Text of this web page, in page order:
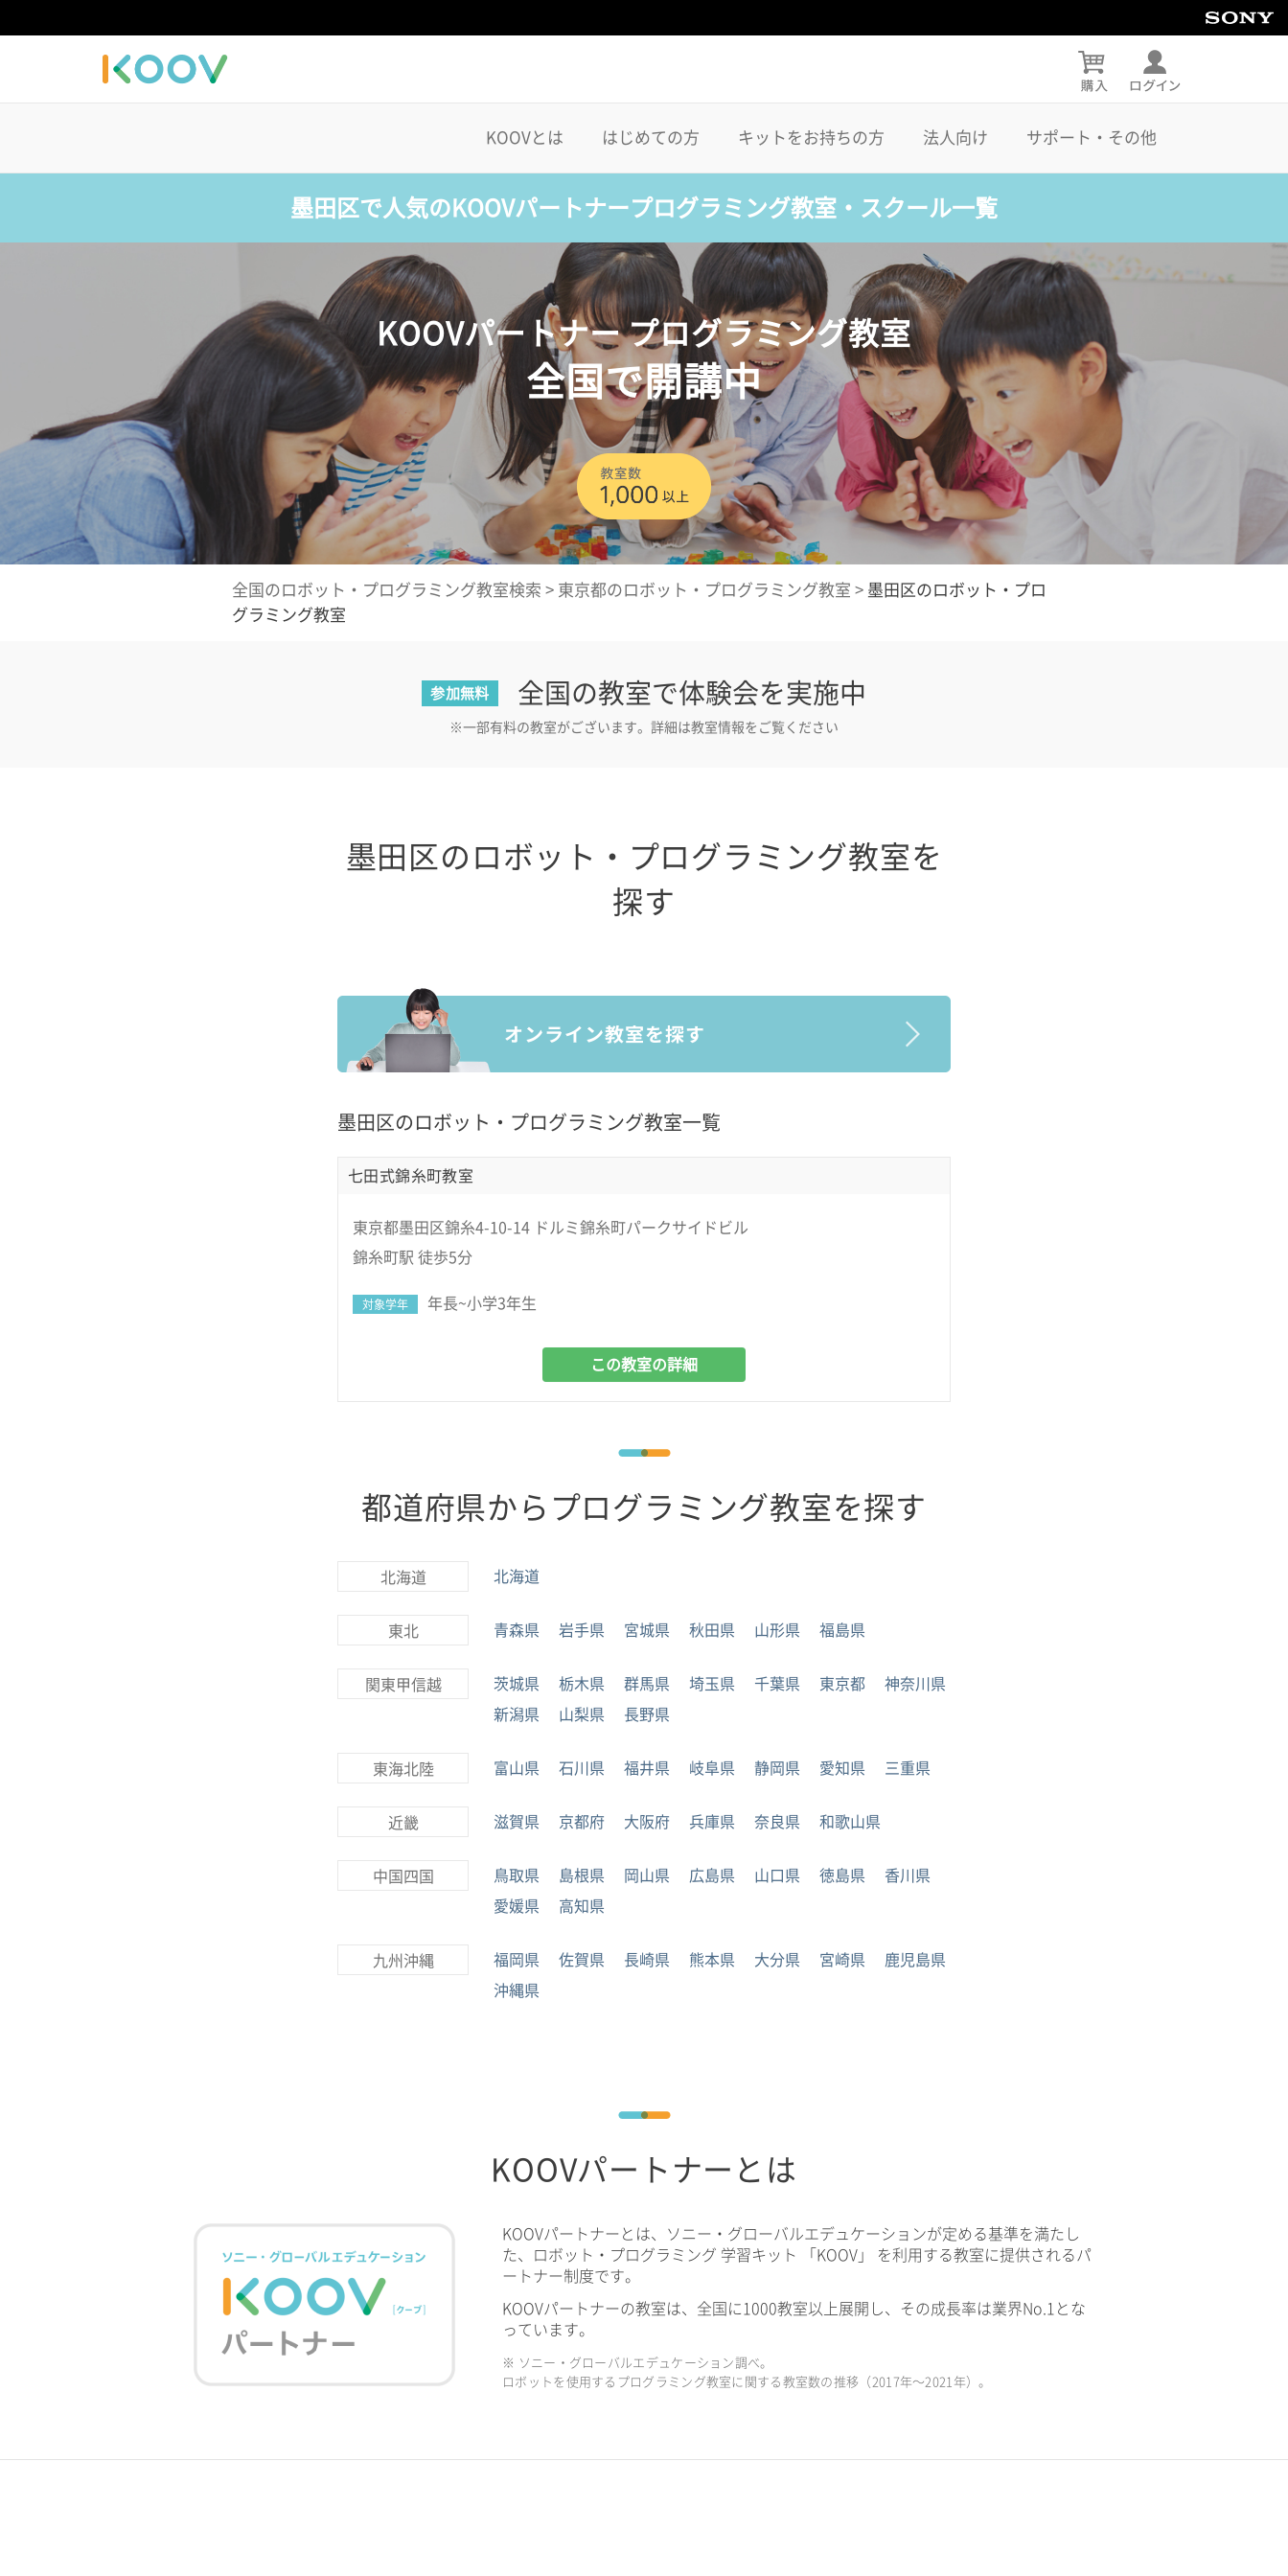
KOOVとは はじめての方 キットをお持ちの方 法人向け サポート・その他
墨田区で人気のKOOVパートナープログラミング教室・スクール一覧
KOOVパートナー プログラミング教室
全国で開講中
全国のロボット・プログラミング教室検索 > 東京都のロボット・プログラミング教室 > 墨田区のロボット・プロ
グラミング教室
参加無料 全国の教室で体験会を実施中
※一部有料の教室がございます。詳細は教室情報をご覧ください
墨田区のロボット・プログラミング教室を
探す
墨田区のロボット・プログラミング教室一覧
七田式錦糸町教室
東京都墨田区錦糸4-10-14 ドルミ錦糸町パークサイドビル
錦糸町駅 徒歩5分
対象学年 年長~小学3年生
この教室の詳細
都道府県からプログラミング教室を探す
北海道 北海道
東北 青森県 岩手県 宮城県 秋田県 山形県 福島県
関東甲信越 茨城県 栃木県 群馬県 埼玉県 千葉県 東京都
神奈川県
新潟県
山梨県 長野県
東海北陸 富山県 石川県 福井県 岐阜県 静岡県 愛知県 三重県
近畿 滋賀県 京都府 大阪府 兵庫県 奈良県 和歌山県
中国四国 鳥取県 島根県 岡山県 広島県 山口県 徳島県
香川県
愛媛県
高知県
九州沖縄 福岡県 佐賀県 長崎県 熊本県 大分県 宮崎県
鹿児島県
沖縄県
KOOVパートナーとは
KOOVパートナーとは、ソニー・グローバルエデュケーションが定める基準を満たし
た、ロボット・プログラミング 学習キット 「KOOV」 を利用する教室に提供されるパ
ートナー制度です。
KOOVパートナーの教室は、全国に1000教室以上展開し、その成長率は業界No.1とな
っています。
※ ソニー・グローバルエデュケーション調べ。
ロボットを使用するプログラミング教室に関する教室数の推移（2017年〜2021年）。